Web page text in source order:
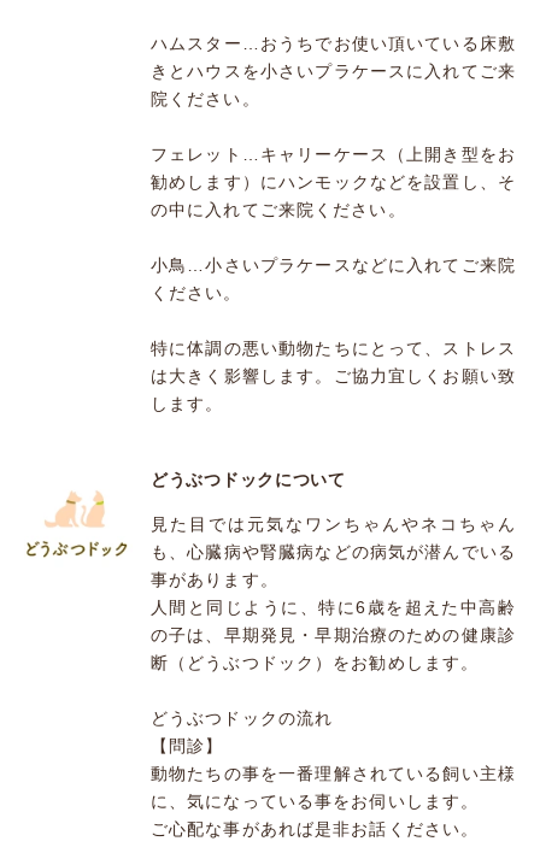
ハムスター…おうちでお使い頂いている床敷
きとハウスを小さいプラケースに入れてご来
院ください。
フェレット…キャリーケース（上開き型をお
勧めします）にハンモックなどを設置し、そ
の中に入れてご来院ください。
小鳥…小さいプラケースなどに入れてご来院
ください。
特に体調の悪い動物たちにとって、ストレス
は大きく影響します。ご協力宜しくお願い致
します。
どうぶつドックについて
見た目では元気なワンちゃんやネコちゃん
も、心臓病や腎臓病などの病気が潜んでいる
事があります。
人間と同じように、特に6歳を超えた中高齢
の子は、早期発見・早期治療のための健康診
断（どうぶつドック）をお勧めします。
どうぶつドックの流れ
【問診】
動物たちの事を一番理解されている飼い主様
に、気になっている事をお伺いします。
ご心配な事があれば是非お話ください。